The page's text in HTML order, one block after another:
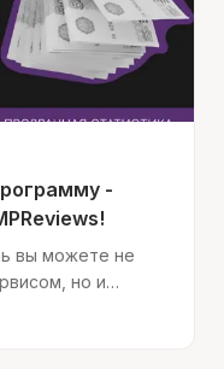
-
вы можете не
но и